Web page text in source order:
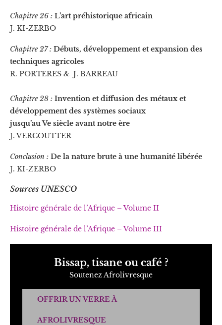
Chapitre 26 : L’art préhistorique africain
J. KI-ZERBO
Chapitre 27 : Débuts, développement et expansion des
techniques agricoles
R. PORTERES & J. BARREAU
Chapitre 28 : Invention et diffusion des métaux et
développement des systèmes sociaux
jusqu’au Ve siècle avant notre ère
J. VERCOUTTER
Conclusion : De la nature brute à une humanité libérée
J. KI-ZERBO
Sources UNESCO
Histoire générale de l’Afrique – Volume II
Histoire générale de l’Afrique – Volume III
Bissap, tisane ou café ?
Soutenez Afrolivresque
OFFRIR UN VERRE À
AFROLIVRESQUE